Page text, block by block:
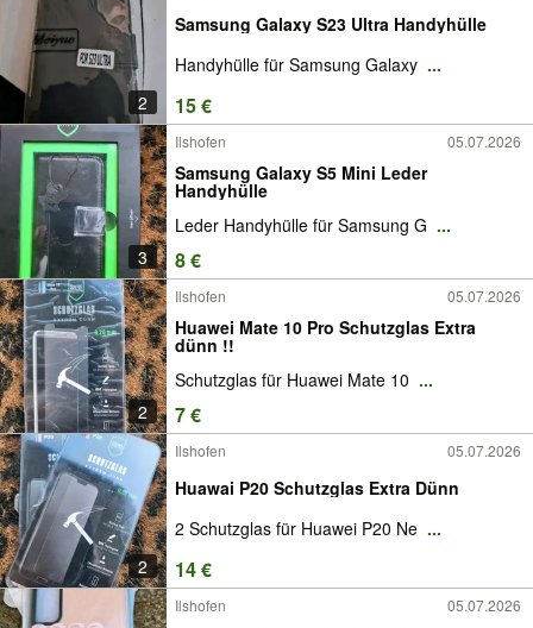
2
Samsung Galaxy S23 Ultra Handyhülle
Handyhülle für Samsung Galaxy ...
15 €
3
Ilshofen 05.07.2026
Samsung Galaxy S5 Mini Leder
Handyhülle
Leder Handyhülle für Samsung G ...
8 €
2
Ilshofen 05.07.2026
Huawei Mate 10 Pro Schutzglas Extra
dünn !!
Schutzglas für Huawei Mate 10 ...
7 €
2
Ilshofen 05.07.2026
Huawai P20 Schutzglas Extra Dünn
2 Schutzglas für Huawei P20 Ne ...
14 €
Ilshofen 05.07.2026